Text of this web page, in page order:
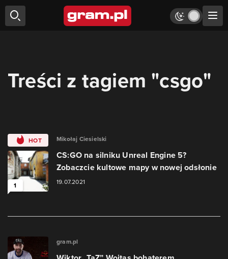
Treści z tagiem "csgo"
HOT
1
Mikołaj Ciesielski
CS:GO na silniku Unreal Engine 5?
Zobaczcie kultowe mapy w nowej odsłonie
19.07.2021
gram.pl